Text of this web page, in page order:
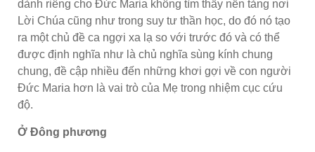
dành riêng cho Đức Maria không tìm thấy nền tảng nơi
Lời Chúa cũng như trong suy tư thần học, do đó nó tạo
ra một chủ đề ca ngợi xa lạ so với trước đó và có thể
được định nghĩa như là chủ nghĩa sùng kính chung
chung, đề cập nhiều đến những khơi gợi về con người
Đức Maria hơn là vai trò của Mẹ trong nhiệm cục cứu
độ.
Ở Đông phương